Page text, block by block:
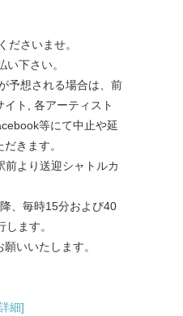
ださいませ。
下さい。
予想される場合は、前
イト, 各アーティスト
等にて中 止や延
きます。
前より送迎シャトルカ
、毎時15分および40
します。
いいたします。
細]